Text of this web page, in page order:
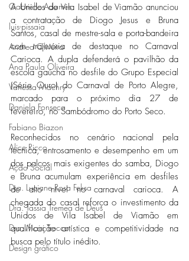
Gabrielle Adames
luis-pissaia
Andrea Oliveira
Ana Paula Oliveira
Vanessa Machry
Daniela Fonseca
Fabiano Biazon
Alice Ricco
Ação Social
Dra. Luciane Rosa Feksa
Dra. Tássia Tremea de Deus
Dra. Mairi Trecco
Design gráfico
A Unidos de Vila Isabel de Viamão anunciou
a contratação de Diogo Jesus e Bruna
Santos, casal de mestre-sala e porta-bandeira
com trajetória de destaque no Carnaval
Carioca. A dupla defenderá o pavilhão da
escola gaúcha no desfile do Grupo Especial
(Série Ouro) do Carnaval de Porto Alegre,
marcado para o próximo dia 27 de
fevereiro, no Sambódromo do Porto Seco.
Reconhecidos no cenário nacional pela
técnica, entrosamento e desempenho em um
dos palcos mais exigentes do samba, Diogo
e Bruna acumulam experiência em desfiles
de alto nível no carnaval carioca. A
chegada do casal reforça o investimento da
Unidos de Vila Isabel de Viamão em
qualificação artística e competitividade na
busca pelo título inédito.